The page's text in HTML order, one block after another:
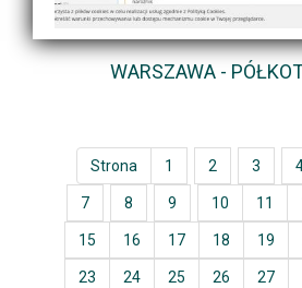
WARSZAWA -
Strona 1 2 3
7 8 9 10 11
15 16 17 18 19
23 24 25 26 27